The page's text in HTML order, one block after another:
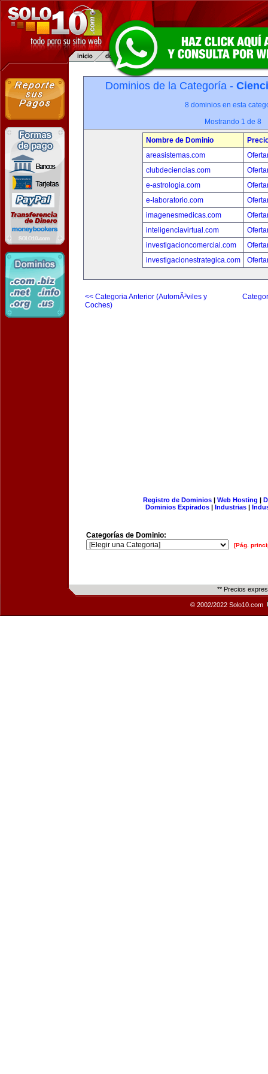
Dominios de la Categoría -
8 dominios en esta
Mostrando 1 de 8
Nombre de Dominio
areasistemas.com
clubdeciencias.com
e-astrologia.com
e-laboratorio.com
imagenesmedicas.com
inteligenciavirtual.com
investigacioncomercial.com
investigacionestrategica.com
<< Categoria Anterior (AutomÃ³viles y
Coches)
Registro de Dominios| Web Hosting |
Dominios Expirados | Industrias |
Categorías de Dominio:
[Pág.
** Precios
© 2002/2022 Solo10.com